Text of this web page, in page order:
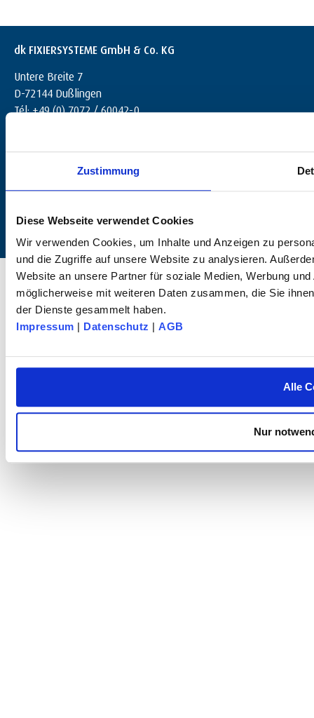
Zustimmung
Diese Webseite verwendet Cookies
Wir verwenden Cookies, um Inhalte und Anzeigen zu
und die Zugriffe auf unsere Website zu analysieren.
Website an unsere Partner für soziale Medien, Werbung
möglicherweise mit weiteren Daten zusammen, die Sie
der Dienste gesammelt haben.
Impressum | Datenschutz | AGB
Alle
Nur
dk FIXIERSYSTEME GmbH & Co. KG
Untere Breite 7
D-72144 Dußlingen
Tél: +49 (0) 7072 / 60042-0
© 2025 dk FIXIERSYSTEME GmbH & Co. KG – Tous droits réservés.